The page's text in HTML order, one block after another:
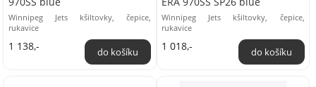
Winnipeg Jets kšiltovky, čepice,
rukavice
1 138,-
Winnipeg Jets kšiltovky, čepice,
rukavice
1 018,-